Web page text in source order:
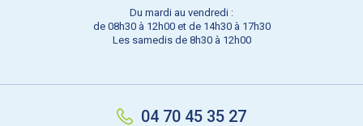
Du mardi au vendredi :
de 08h30 à 12h00 et de 14h30 à 17h30
Les samedis de 8h30 à 12h00
04 70 45 35 27